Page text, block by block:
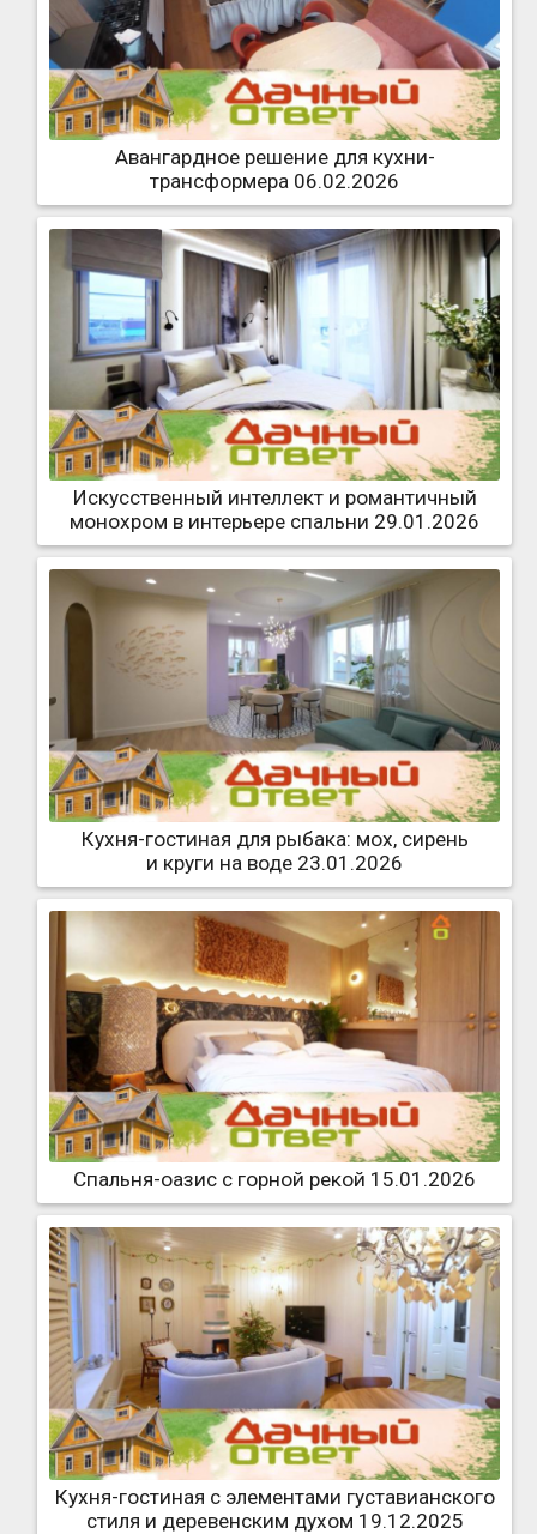
Авангардное решение для кухни-
трансформера 06.02.2026
Искусственный интеллект и романтичный
монохром в интерьере спальни 29.01.2026
Кухня-гостиная для рыбака: мох, сирень
и круги на воде 23.01.2026
Спальня-оазис с горной рекой 15.01.2026
Кухня-гостиная с элементами густавианского
стиля и деревенским духом 19.12.2025